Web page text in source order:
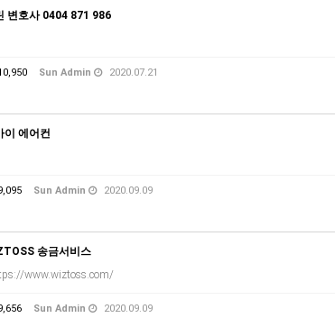
변호사 0404 871 986
Sun Admin 2020.07.21
이 에어컨
Sun Admin 2020.09.09
송금서비스
www.wiztoss.com/
Sun Admin 2020.09.09